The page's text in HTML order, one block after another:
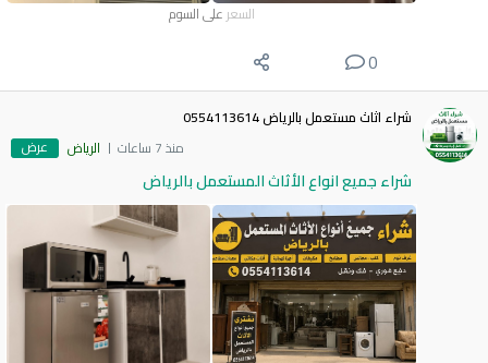
السعر على السوم
0
شراء اثاث مستعمل بالرياض 0554113614
منذ 7 ساعات
الرياض عرض
شراء جميع انواع الأثاث المستعمل بالرياض